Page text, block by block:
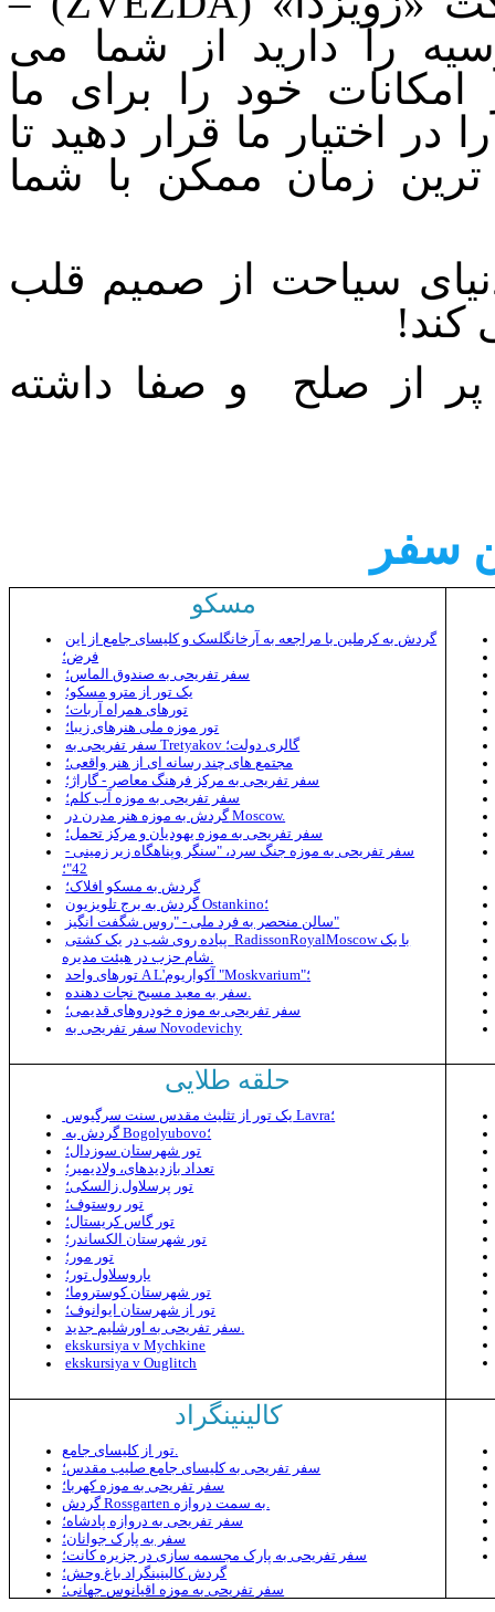
را دارید از شما می
خود را برای ما
اختیار ما قرار دهید تا
ترین زمان ممکن با شما
سیاحت از صمیم قلب
کند!
از صلح و صفا داشته
سفر
مسکو
گردش به کرملین با مراجعه به آرخانگلسک و کلیسای جامع از این
فرض؛
سفر تفریحی به صندوق الماس؛
یک تور از مترو مسکو؛
تورهای همراه آربات؛
تور موزه ملی هنرهای زیبا؛
سفر تفریحی به Tretyakov گالری دولت؛
مجتمع های چند رسانه ای از هنر واقعی؛
سفر تفریحی به مرکز فرهنگ معاصر - گاراژ؛
سفر تفریحی به موزه آب کلم؛
گردش به موزه هنر مدرن در Moscow.
سفر تفریحی به موزه یهودیان و مرکز تحمل؛
سفر تفریحی به موزه جنگ سرد، "سنگر وپناهگاه زیر زمینی -
42"؛
گردش به مسکو افلاک؛
گردش به برج تلویزیون Ostankino؛
سالن منحصر به فرد ملی - "روس شگفت انگیز"
پیاده روی شب در یک کشتیRadissonRoyalMoscowبا یک
شام
تورهای واحد A L'آکواریوم "Moskvarium"؛
سفر تفریحی به موزه خودروهای قدیمی؛
سفر تفریحی به Novodevichy
حلقه طلایی
یک تور از تثلیث مقدس سنت سرگیوس Lavra؛
گردش به Bogolyubovo؛
تور شهرستان سوزدال؛
تعداد بازدیدهای، ولادیمیر؛
تور پرسلاول زالسکی؛
تور روستوف؛
تور گاس کریستال؛
تور شهرستان الکساندر؛
تور مور؛
یاروسلاول تور؛
تور شهرستان کوستروما؛
تور از شهرستان ایوانوف؛
ekskursiya v Mychkine
ekskursiya v Ouglitch
کالینینگراد
سفر تفریحی به کلیسای جامع صلیب مقدس؛
سفر تفریحی به موزه کهربا؛
سفر تفریحی به دروازه پادشاه؛
سفر به پارک جوانان؛
سفر تفریحی به پارک مجسمه سازی در جزیره کانت؛
گردش کالینینگراد باغ وحش؛
سفر تفریحی به موزه اقیانوس جهانی؛